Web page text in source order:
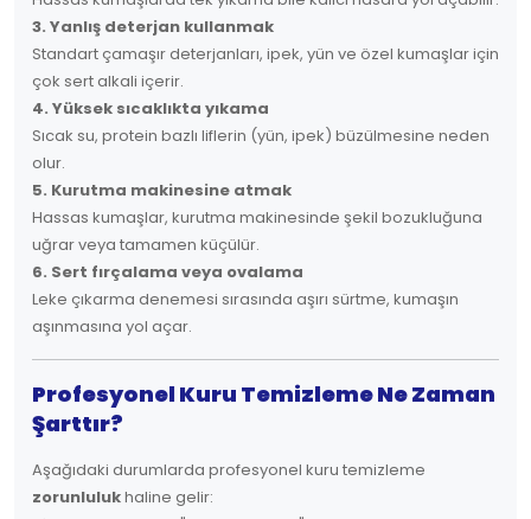
3. Yanlış deterjan kullanmak
Standart çamaşır deterjanları, ipek, yün ve özel kumaşlar için
çok sert alkali içerir.
4. Yüksek sıcaklıkta yıkama
Sıcak su, protein bazlı liflerin (yün, ipek) büzülmesine neden
olur.
5. Kurutma makinesine atmak
Hassas kumaşlar, kurutma makinesinde şekil bozukluğuna
uğrar veya tamamen küçülür.
6. Sert fırçalama veya ovalama
Leke çıkarma denemesi sırasında aşırı sürtme, kumaşın
aşınmasına yol açar.
Profesyonel Kuru Temizleme Ne Zaman
Şarttır?
Aşağıdaki durumlarda profesyonel kuru temizleme
zorunlulukhaline gelir: